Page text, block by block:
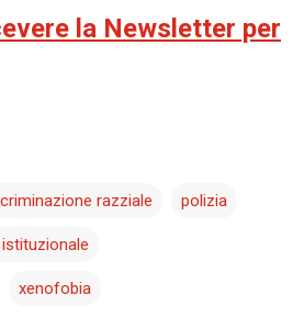
la Newsletter per
razziale polizia
xenofobia